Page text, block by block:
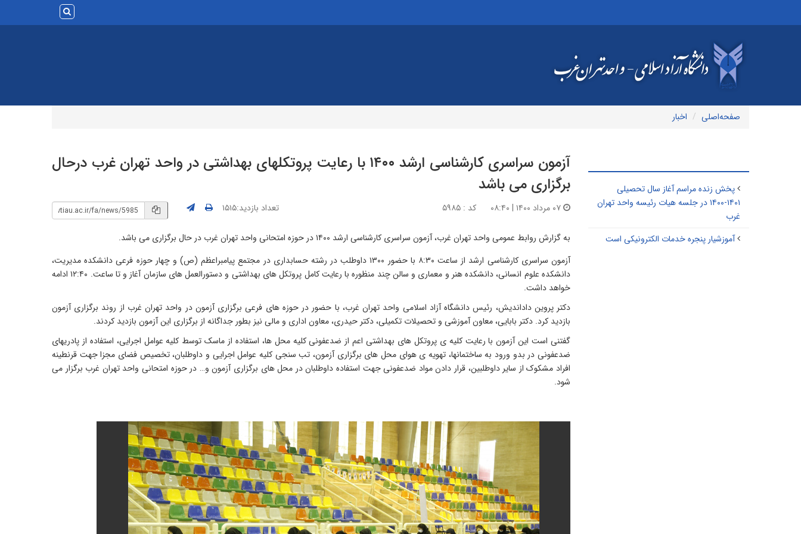
صفحه‌اصلی اخبار
آزمون سراسری کارشناسی ارشد ۱۴۰۰ با رعایت پروتکلهای بهداشتی در واحد تهران غرب درحال
برگزاری می باشد
کد : ۵۹۸۵ تعداد بازدید:۱۵۱۵
به گزارش روابط عمومی واحد تهران غرب، آزمون سراسری کارشناسی ارشد ۱۴۰۰ در حوزه امتحانی واحد تهران غرب در حال برگزاری می باشد.
آزمون سراسری کارشناسی ارشد از ساعت ۸:۳۰ با حضور ۱۳۰۰ داوطلب در رشته حسابداری در مجتمع پیامبراعظم (ص) و چهار حوزه فرعی دانشکده مدیریت،
دانشکده علوم انسانی، دانشکده هنر و معماری و سالن چند منظوره با رعایت کامل پروتکل های بهداشتی و دستورالعمل های سازمان آغاز و تا ساعت. ۱۲:۴۰ ادامه
خواهد داشت.
دکتر پروین داداندیش، رئیس دانشگاه آزاد اسلامی واحد تهران غرب، با حضور در حوزه های فرعی برگزاری آزمون در واحد تهران غرب از روند برگزاری آزمون
بازدید کرد. دکتر بابایی، معاون آموزشی و تحصیلات تکمیلی، دکتر حیدری، معاون اداری و مالی نیز بطور جداگانه از برگزاری این آزمون بازدید کردند.
گفتنی است این آزمون با رعایت کلیه ی پروتکل های بهداشتی اعم از ضدعفونی کلیه محل ها، استفاده از ماسک توسط کلیه عوامل اجرایی، استفاده از پادریهای
ضدعفونی در بدو ورود به ساختمانها، تهویه ی هوای محل های برگزاری آزمون، تب سنجی کلیه عوامل اجرایی و داوطلبان، تخصیص فضای مجزا جهت قرنطینه
افراد مشکوک از سایر داوطلبین، قرار دادن مواد ضدعفونی جهت استفاده داوطلبان در محل های برگزاری آزمون و… در حوزه امتحانی واحد تهران غرب برگزار می
شود.
پخش زنده مراسم آغاز سال تحصیلی
۱۴۰۱-۱۴۰۰ در جلسه هیات رئیسه واحد تهران
غرب
آموزشیار پنجره خدمات الکترونیکی است